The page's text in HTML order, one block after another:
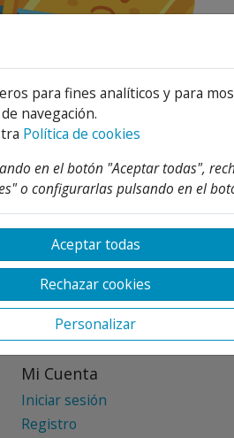
Mi Cuenta
Iniciar sesión
Registro
para fines analíticos y para
navegación.
Política de cookies
en el botón "Aceptar todas",
o configurarlas pulsando en el
Aceptar todas
Rechazar cookies
Personalizar